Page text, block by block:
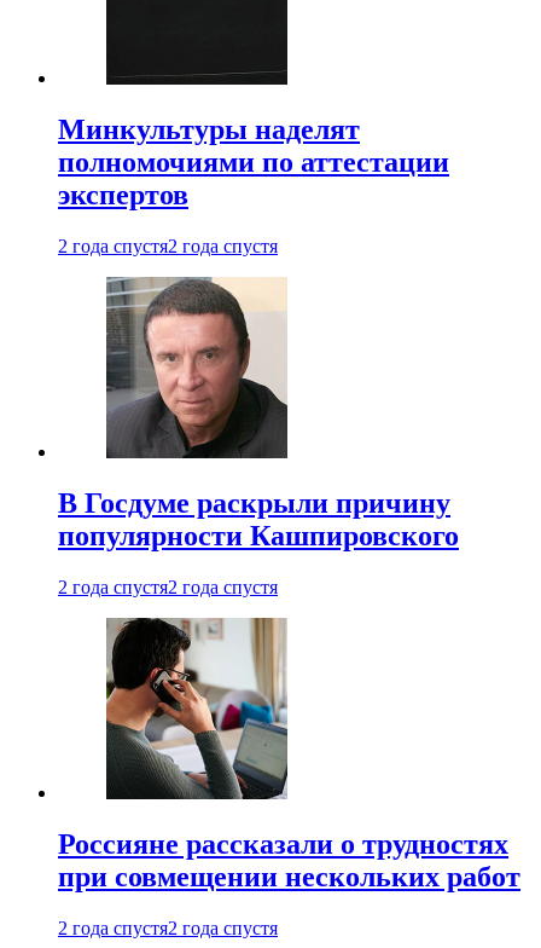
Минкультуры наделят
полномочиями по аттестации
экспертов
2 года спустя2 года спустя
В Госдуме раскрыли причину
популярности Кашпировского
2 года спустя2 года спустя
Россияне рассказали о трудностях
при совмещении нескольких работ
2 года спустя2 года спустя